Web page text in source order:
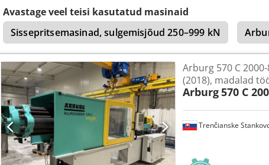
Avastage veel teisi kasutatud masinaid
Sissepritsemasinad, sulgemisjõud 250–999 kN
Trenčianske
Arburg 570 C
(2018), madalad
Arburg570 C